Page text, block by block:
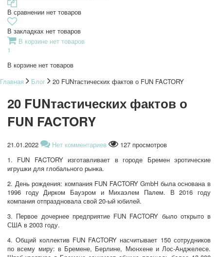
В сравнении нет товаров
В закладках нет товаров
В корзине нет товаров
1
В корзине нет товаров
Главная
Блог 20 FUNтастических фактов о FUN FACTORY
20 FUNтастических фактов о
FUN FACTORY
21.01.2022 Нет комментариев
127 просмотров
1. FUN FACTORY изготавливает в городе Бремен эротические
игрушки для глобального рынка.
2. День рождения: компания FUN FACTORY GmbH была основана в
1996 году Дирком Бауэром и Михаэлем Палем. В 2016 году
компания отпраздновала свой 20-ый юбилей.
3. Первое дочернее предприятие FUN FACTORY было открыто в
США в 2003 году.
4. Общий коллектив FUN FACTORY насчитывает 150 сотрудников
по всему миру: в Бремене, Берлине, Мюнхене и Лос-Анджелесе.